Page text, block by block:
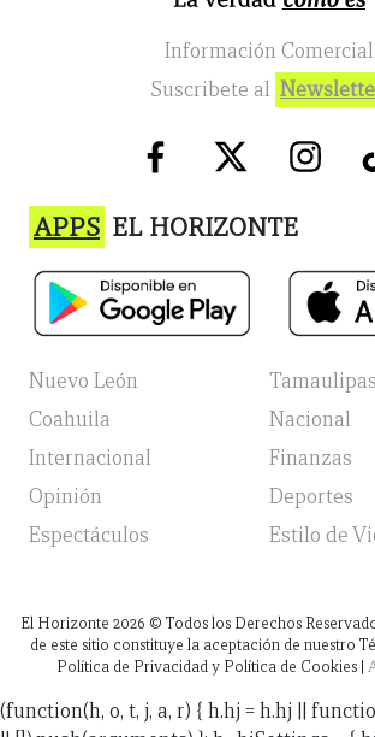
Información Comercial
Suscribete al
APPS EL HORIZONTE
Nuevo León
Tamaulipas
Coahuila
Nacional
Internacional
Finanzas
Opinión
Deportes
Espectáculos
Estilo de
El Horizonte 2026 © Todos los Derechos
de este sitio constituye la aceptación de nuestro
Política de Privacidad y Política de Cookies |
(function(h, o, t, j, a, r) { h.hj = h.hj ||